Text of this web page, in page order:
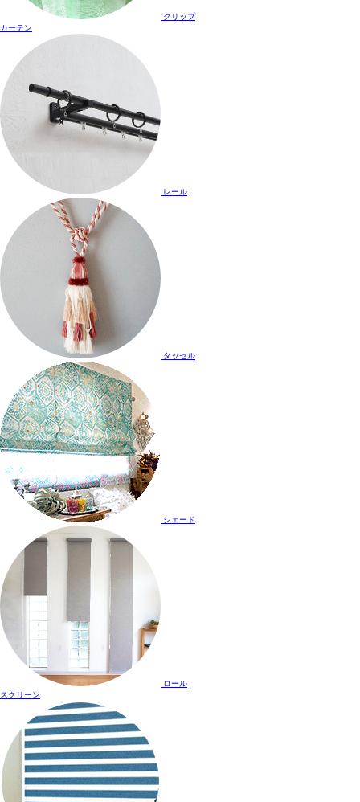
クリップ
カーテン
レール
タッセル
シェード
ロール
スクリーン